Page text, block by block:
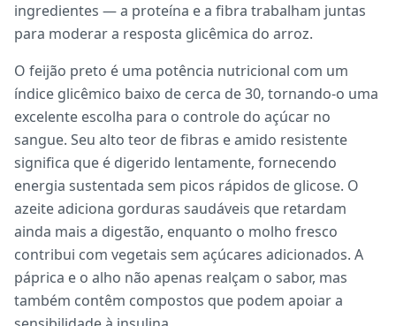
ingredientes — a proteína e a fibra trabalham juntas
para moderar a resposta glicêmica do arroz.
O feijão preto é uma potência nutricional com um
índice glicêmico baixo de cerca de 30, tornando-o uma
excelente escolha para o controle do açúcar no
sangue. Seu alto teor de fibras e amido resistente
significa que é digerido lentamente, fornecendo
energia sustentada sem picos rápidos de glicose. O
azeite adiciona gorduras saudáveis que retardam
ainda mais a digestão, enquanto o molho fresco
contribui com vegetais sem açúcares adicionados. A
páprica e o alho não apenas realçam o sabor, mas
também contêm compostos que podem apoiar a